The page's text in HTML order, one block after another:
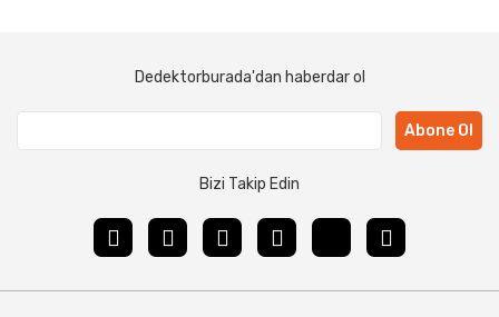
Dedektorburada'dan haberdar ol
Abone Ol
Bizi Takip Edin